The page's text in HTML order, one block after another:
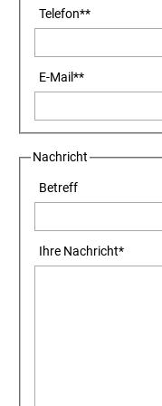
Telefon**
E-Mail**
Nachricht
Betreff
Ihre Nachricht*